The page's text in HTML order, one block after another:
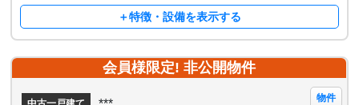
＋特徴・設備を表示する
会員様限定! 非公開物件
物件